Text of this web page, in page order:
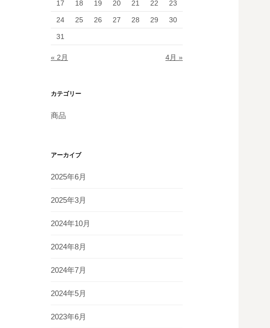
« 2月 4月 »
17 18 19 20 21 22 23
24 25 26 27 28 29 30
31
カテゴリー
商品
アーカイブ
2025年6月
2025年3月
2024年10月
2024年8月
2024年7月
2024年5月
2023年6月